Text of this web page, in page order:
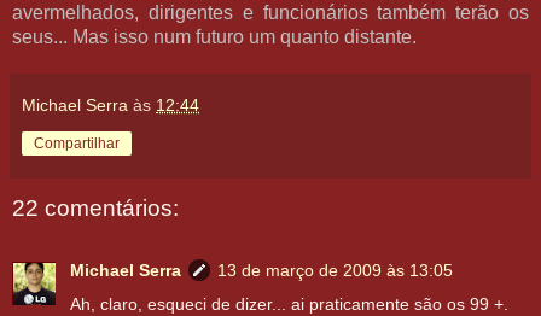
avermelhados, dirigentes e funcionários também terão os
seus... Mas isso num futuro um quanto distante.
Michael Serra às 12:44
Compartilhar
22 comentários:
Michael Serra
13 de março de 2009 às 13:05
Ah, claro, esqueci de dizer... ai praticamente são os 99 +.